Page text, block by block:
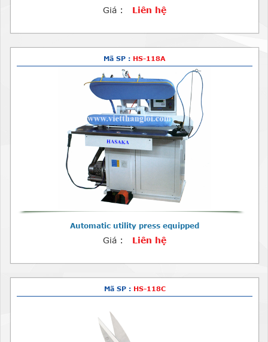
Giá : Liên hệ
Mã SP : HS-118A
Automatic utility press equipped
Giá : Liên hệ
Mã SP : HS-118C